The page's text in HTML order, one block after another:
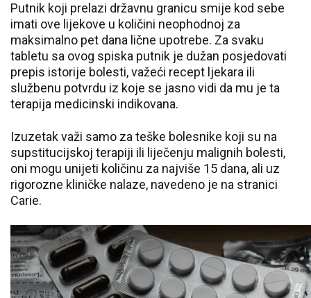
Putnik koji prelazi državnu granicu smije kod sebe
imati ove lijekove u količini neophodnoj za
maksimalno pet dana lične upotrebe. Za svaku
tabletu sa ovog spiska putnik je dužan posjedovati
prepis istorije bolesti, važeći recept ljekara ili
službenu potvrdu iz koje se jasno vidi da mu je ta
terapija medicinski indikovana.
Izuzetak važi samo za teške bolesnike koji su na
supstitucijskoj terapiji ili liječenju malignih bolesti,
oni mogu unijeti količinu za najviše 15 dana, ali uz
rigorozne kliničke nalaze, navedeno je na stranici
Carie.